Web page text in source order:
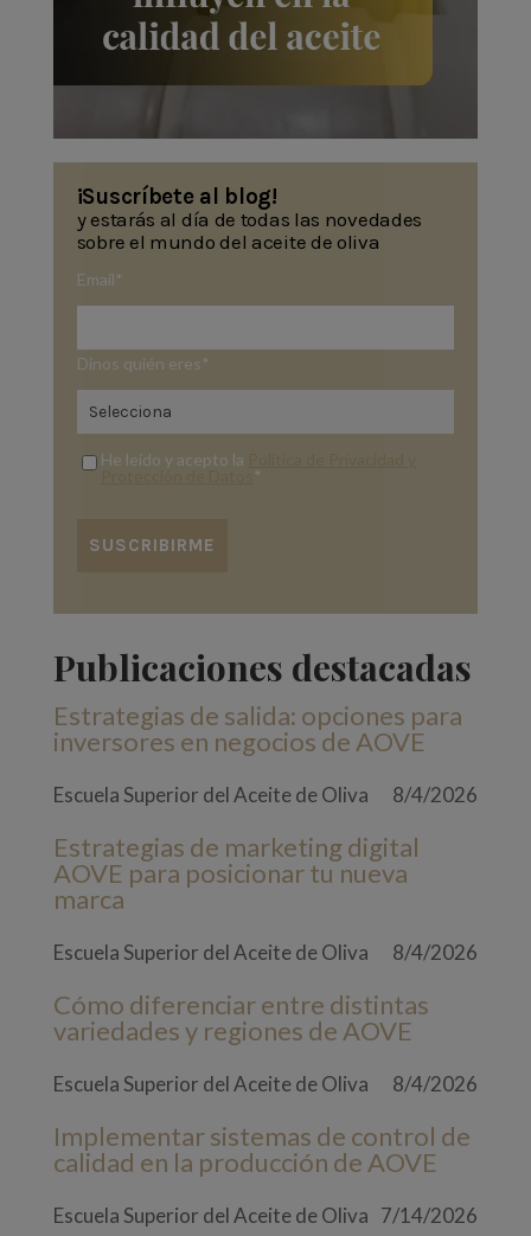
¡Suscríbete al blog!
y estarás al día de todas las novedades
sobre el mundo del aceite de oliva
Email *
Dinos quién eres *
He leído y acepto la
*
Publicaciones destacadas
Estrategias de salida: opciones para
inversores en negocios de AOVE
Escuela Superior del Aceite de Oliva 8/4/2026
Estrategias de marketing digital
AOVE para posicionar tu nueva
marca
Escuela Superior del Aceite de Oliva 8/4/2026
Cómo diferenciar entre distintas
variedades y regiones de AOVE
Escuela Superior del Aceite de Oliva 8/4/2026
Implementar sistemas de control de
calidad en la producción de AOVE
Escuela Superior del Aceite de Oliva 7/14/2026